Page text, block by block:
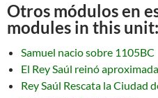
Otros módulos en
modules in this unit:
Samuel nacio sobre 1105BC
El Rey Saúl reinó
Rey Saúl Rescata la Ciudad